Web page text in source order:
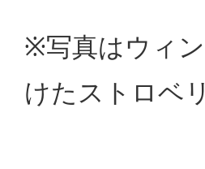
※写真はウィ
けたストロベ